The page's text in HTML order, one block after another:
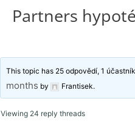
Partners
This topic has 25 odpovědí, 1
months by Frantisek.
Viewing 24 reply threads